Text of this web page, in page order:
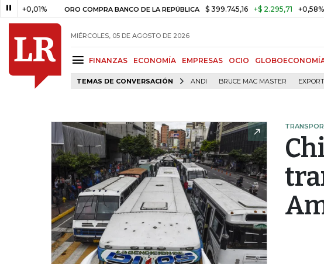
ORO COMPRA BANCO DE LA REPÚBLICA $ 399.745,16 +$ 2.295,71 +0,58%
MIÉRCOLES, 05 DE AGOSTO DE 2026
FINANZAS ECONOMÍA EMPRESAS OCIO
TEMAS DE CONVERSACIÓN ANDI BRUCE MAC MASTER